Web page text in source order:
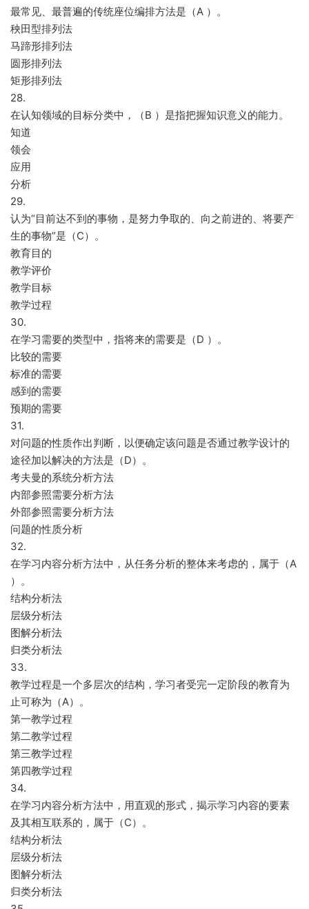
最常见、最普遍的传统座位编排方法是（A ）。
秧田型排列法
马蹄形排列法
圆形排列法
矩形排列法
28.
在认知领域的目标分类中，（B ）是指把握知识意义的能力。
知道
领会
应用
分析
29.
认为“目前达不到的事物，是努力争取的、向之前进的、将要产
生的事物”是（C）。
教育目的
教学评价
教学目标
教学过程
30.
在学习需要的类型中，指将来的需要是（D ）。
比较的需要
标准的需要
感到的需要
预期的需要
31.
对问题的性质作出判断，以便确定该问题是否通过教学设计的
途径加以解决的方法是（D）。
考夫曼的系统分析方法
内部参照需要分析方法
外部参照需要分析方法
问题的性质分析
32.
在学习内容分析方法中，从任务分析的整体来考虑的，属于（A
）。
结构分析法
层级分析法
图解分析法
归类分析法
33.
教学过程是一个多层次的结构，学习者受完一定阶段的教育为
止可称为（A）。
第一教学过程
第二教学过程
第三教学过程
第四教学过程
34.
在学习内容分析方法中，用直观的形式，揭示学习内容的要素
及其相互联系的，属于（C）。
结构分析法
层级分析法
图解分析法
归类分析法